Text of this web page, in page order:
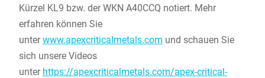
Kürzel KL9 bzw. der WKN A40CCQ notiert. Mehr
erfahren können Sie
unterwww.apexcriticalmetals.com und schauen Sie
sich unsere Videos
unter https://apexcriticalmetals.com/apex-critical-